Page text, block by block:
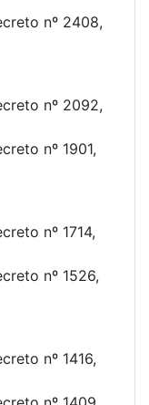
nº 2408,
nº 2092,
nº 1901,
nº 1714,
nº 1526,
nº 1416,